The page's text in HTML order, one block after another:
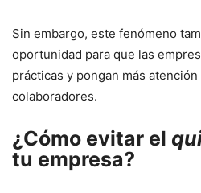
Sin embargo, este fenómeno
oportunidad para que las
prácticas y pongan más
colaboradores.
¿Cómo evitar el
tu empresa?